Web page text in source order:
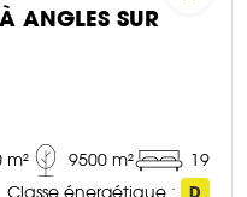
ANGLES SUR
m² 9500 m²
19
Classe énergétique :
D